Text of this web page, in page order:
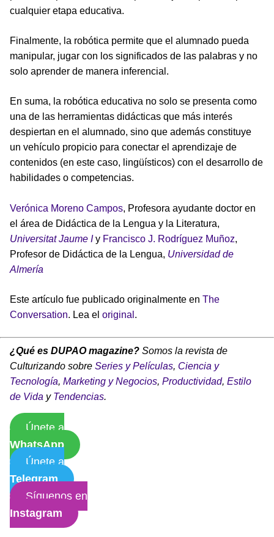
cualquier etapa educativa.
Finalmente, la robótica permite que el alumnado pueda
manipular, jugar con los significados de las palabras y no
solo aprender de manera inferencial.
En suma, la robótica educativa no solo se presenta como
una de las herramientas didácticas que más interés
despiertan en el alumnado, sino que además constituye
un vehículo propicio para conectar el aprendizaje de
contenidos (en este caso, lingüísticos) con el desarrollo de
habilidades o competencias.
Verónica Moreno Campos, Profesora ayudante doctor en
el área de Didáctica de la Lengua y la Literatura,
Universitat Jaume Iy Francisco J. Rodríguez Muñoz,
Profesor de Didáctica de la Lengua, Universidad de
Almería
Este artículo fue publicado originalmente en The
Conversation. Lea el original .
¿Qué es DUPAO magazine? Somos la revista de
Culturizando sobre Series y Películas, Ciencia y
Tecnología, Marketing y Negocios, Productividad, Estilo
de Vida y Tendencias.
Únete a
WhatsApp
Únete a
Telegram
Síguenos en
Instagram